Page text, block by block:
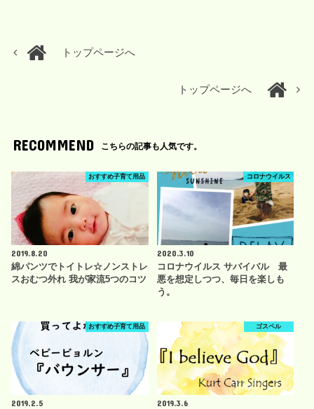
トップページへ
トップページへ
RECOMMEND こちらの記事も人気です。
おすすめ子育て用品
2019.8.20
綿パンツでトイトレ☆ノンストレ
スおむつ外れ 我が家流5つのコツ
コロナウイルス
2020.3.10
コロナウイルス サバイバル 最
悪を想定しつつ、毎日を楽しも
う。
おすすめ子育て用品
2019.2.5
ゴスペル
2019.3.6